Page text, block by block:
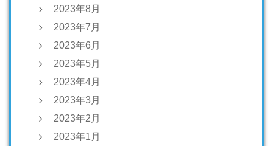
2023年8月
2023年7月
2023年6月
2023年5月
2023年4月
2023年3月
2023年2月
2023年1月